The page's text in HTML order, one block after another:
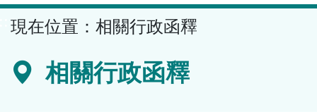
容
區
現在位置： 相關行政函釋
相關行政函釋